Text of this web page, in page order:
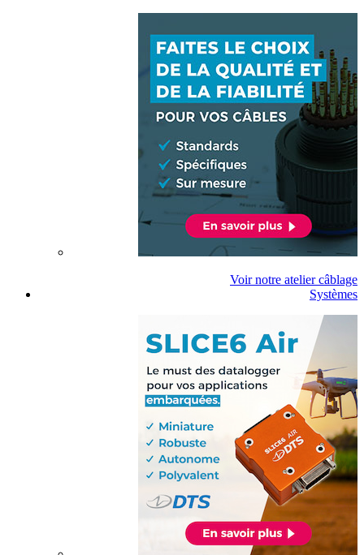
Voir notre atelier câblage
Systèmes